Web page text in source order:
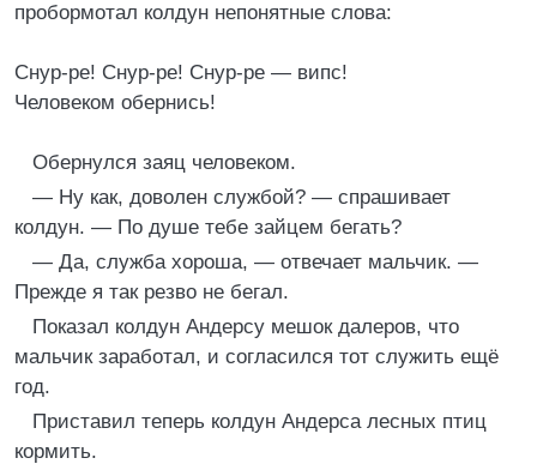
пробормотал колдун непонятные слова:
Снур-ре! Снур-ре! Снур-ре — випс!
Человеком обернись!
Обернулся заяц человеком.
— Ну как, доволен службой? — спрашивает
колдун. — По душе тебе зайцем бегать?
— Да, служба хороша, — отвечает мальчик. —
Прежде я так резво не бегал.
Показал колдун Андерсу мешок далеров, что
мальчик заработал, и согласился тот служить ещё
год.
Приставил теперь колдун Андерса лесных птиц
кормить.